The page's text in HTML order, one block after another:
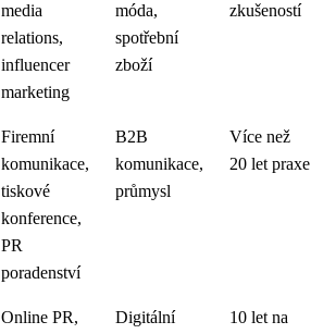
media
relations,
influencer
marketing
móda,
spotřební
zboží
zkušeností
Firemní
komunikace,
tiskové
konference,
PR
poradenství
B2B
komunikace,
průmysl
Více než
20 let praxe
Online PR,
Digitální
10 let na